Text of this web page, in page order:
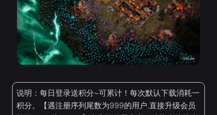
说明：每日登录送积分~可累计！每次默认下载消耗一
积分。【遇注册序列尾数为999的用户.直接升级会员